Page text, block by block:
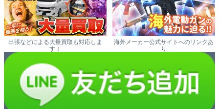
出張などによる大量買取も対応しま
す！
海外メーカー公式サイトへのリンクあ
り